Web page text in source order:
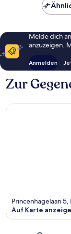
Melde dich
anzuzeigen.
Anmelden
Zur
Princenhagelaan 5,
Auf Karte